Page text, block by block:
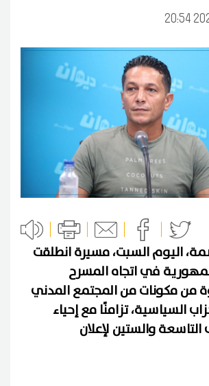
اليوم السبت، مسيرة انطلقت
في اتجاه المسرح
من مكونات من المجتمع المدني
السياسية، تزامنًا مع إحياء
والستين لإعلان